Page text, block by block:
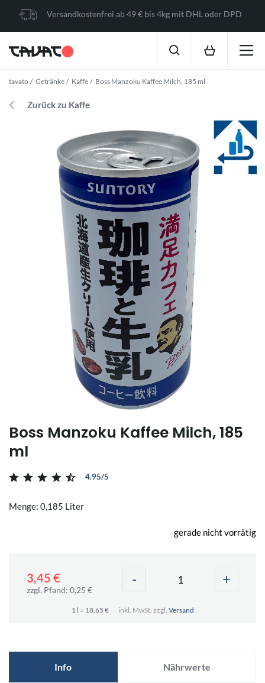
Versandkostenfrei ab 49 € bis 4kg mit DHL oder DPD
tavato Getränke Kaffe Boss Manzoku Kaffee Milch, 185 ml
Zurück zu Kaffe
Boss Manzoku Kaffee Milch, 185
ml
4.95/5
Menge: 0,185 Liter
gerade nicht vorrätig
3,45 €
zzgl. Pfand: 0,25 €
- +
1 l = 18,65 € inkl. MwSt. zzgl. Versand
Info Nährwerte